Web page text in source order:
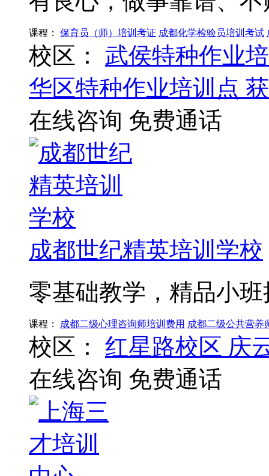
课程： 保育员（师）培训考证 成都化学检验员培训考试
校区：
武侯特种作业
华区特种作业培训点
在线咨询 免费通话
成都世纪精英培训学校
零基础教学，精品小
课程： 成都二级心理咨询师培训费用 成都二级公共营养
校区： 红星路校区 庆
在线咨询 免费通话